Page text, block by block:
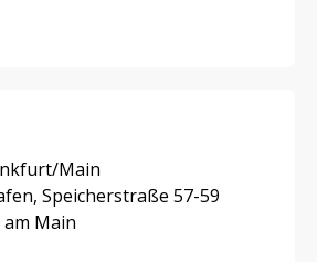
Main
Speicherstraße 57-59
Main